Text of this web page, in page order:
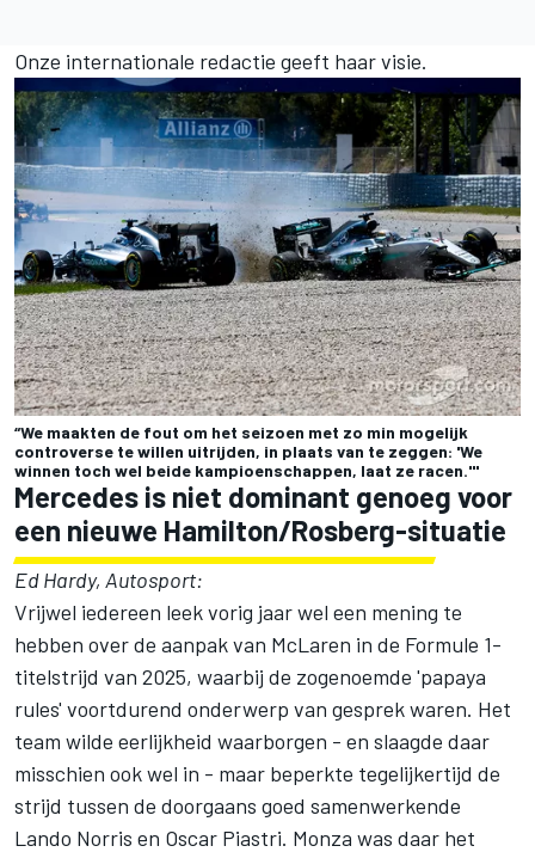
Onze internationale redactie geeft haar visie.
“We maakten de fout om het seizoen met zo min mogelijk
controverse te willen uitrijden, in plaats van te zeggen: 'We
winnen toch wel beide kampioenschappen, laat ze racen.'"
Mercedes is niet dominant genoeg voor
een nieuwe Hamilton/Rosberg-situatie
Ed Hardy, Autosport:
Vrijwel iedereen leek vorig jaar wel een mening te
hebben over de aanpak van McLaren in de Formule 1-
titelstrijd van 2025, waarbij de zogenoemde 'papaya
rules' voortdurend onderwerp van gesprek waren. Het
team wilde eerlijkheid waarborgen - en slaagde daar
misschien ook wel in - maar beperkte tegelijkertijd de
strijd tussen de doorgaans goed samenwerkende
Lando Norris en Oscar Piastri. Monza was daar het